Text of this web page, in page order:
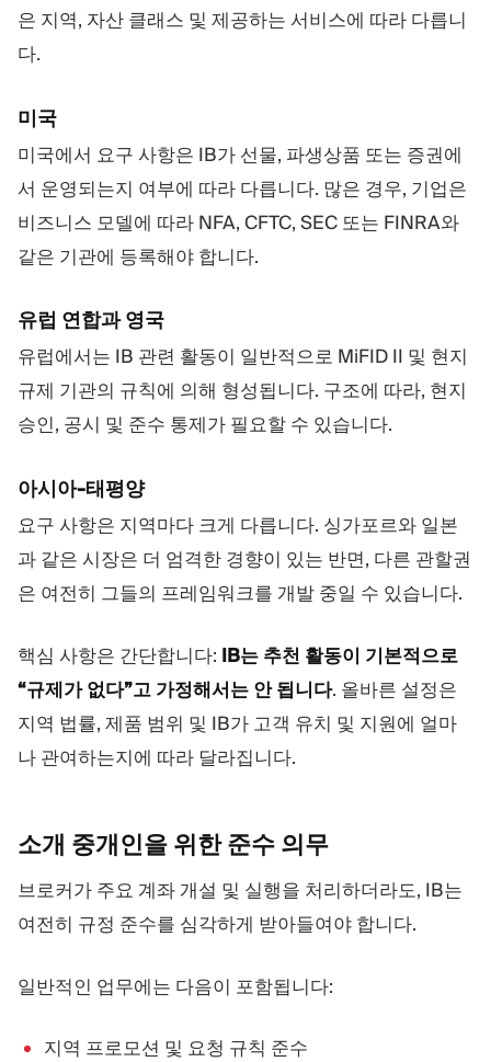
은 지역, 자산 클래스 및 제공하는 서비스에 따라 다릅니
다.
미국
미국에서 요구 사항은 IB가 선물, 파생상품 또는 증권에
서 운영되는지 여부에 따라 다릅니다. 많은 경우, 기업은
비즈니스 모델에 따라 NFA, CFTC, SEC 또는 FINRA와
같은 기관에 등록해야 합니다.
유럽 연합과 영국
유럽에서는 IB 관련 활동이 일반적으로 MiFID II 및 현지
규제 기관의 규칙에 의해 형성됩니다. 구조에 따라, 현지
승인, 공시 및 준수 통제가 필요할 수 있습니다.
아시아-태평양
요구 사항은 지역마다 크게 다릅니다. 싱가포르와 일본
과 같은 시장은 더 엄격한 경향이 있는 반면, 다른 관할권
은 여전히 그들의 프레임워크를 개발 중일 수 있습니다.
핵심 사항은 간단합니다: IB는 추천 활동이 기본적으로
“규제가 없다”고 가정해서는 안 됩니다. 올바른 설정은
지역 법률, 제품 범위 및 IB가 고객 유치 및 지원에 얼마
나 관여하는지에 따라 달라집니다.
소개 중개인을 위한 준수 의무
브로커가 주요 계좌 개설 및 실행을 처리하더라도, IB는
여전히 규정 준수를 심각하게 받아들여야 합니다.
일반적인 업무에는 다음이 포함됩니다:
지역 프로모션 및 요청 규칙 준수